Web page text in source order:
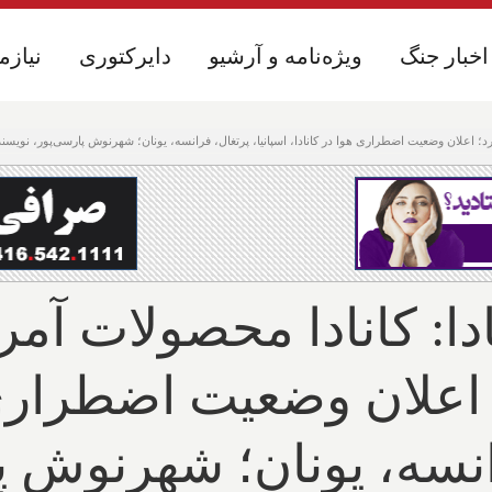
اعلان وضعیت اضطراری هوا در کانادا، اسپانیا، پرتغال، فرانسه، یونان؛ شهرنوش پارسی‌پور،
دایرکتوری ویژه‌نامه و آرشیو اخبار جنگ دایرکتوری ویژه‌نامه و آرشیو اخبار جنگ
کانادا محصولات
وضعیت اضطراری
یونان؛